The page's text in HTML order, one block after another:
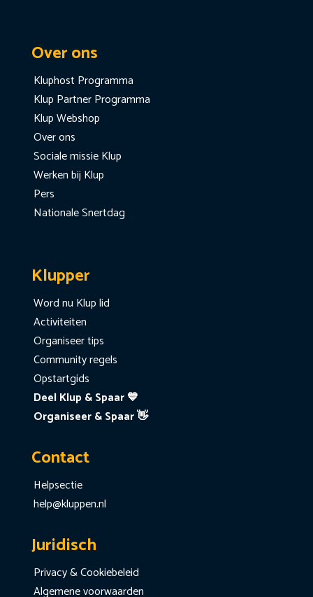
Over ons
Kluphost Programma
Klup Partner Programma
Klup Webshop
Over ons
Sociale missie Klup
Werken bij Klup
Pers
Nationale Snertdag
Klupper
Word nu Klup lid
Activiteiten
Organiseer tips
Community regels
Opstartgids
Deel Klup & Spaar 💙
Organiseer & Spaar 👋
Contact
Helpsectie
help@kluppen.nl
Juridisch
Privacy & Cookiebeleid
Algemene voorwaarden